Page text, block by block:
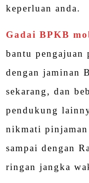
keperluan anda.
Gadai BPKB
bantu pengajuan
dengan jaminan
sekarang, dan
pendukung
nikmati
sampai dengan
ringan jangka